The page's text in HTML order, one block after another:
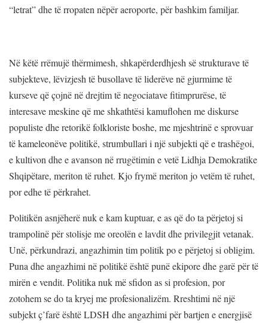
“letrat” dhe të rropaten nëpër aeroporte, për bashkim familjar.
Në këtë rrëmujë thërmimesh, shkapërderdhjesh së strukturave të
subjekteve, lëvizjesh të busollave të liderëve në gjurmime të
kurseve që çojnë në drejtim të negociatave fitimprurëse, të
interesave meskine që me shkathtësi kamuflohen me diskurse
populiste dhe retorikë folkloriste boshe, me mjeshtrinë e sprovuar
të kameleonëve politikë, strumbullari i një subjekti që e trashëgoi,
e kultivon dhe e avanson në rrugëtimin e vetë Lidhja Demokratike
Shqipëtare, meriton të ruhet. Kjo frymë meriton jo vetëm të ruhet,
por edhe të përkrahet.
Politikën asnjëherë nuk e kam kuptuar, e as që do ta përjetoj si
trampolinë për stolisje me oreolën e lavdit dhe privilegjit vetanak.
Unë, përkundrazi, angazhimin tim politik po e përjetoj si obligim.
Puna dhe angazhimi në politikë është punë ekipore dhe garë për të
mirën e vendit. Politika nuk më sfidon as si profesion, por
zotohem se do ta kryej me profesionalizëm. Rreshtimi në një
subjekt ç’farë është LDSH dhe angazhimi për bartjen e energjisë